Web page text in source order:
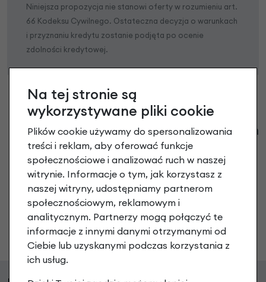
Niniejsza propozycja nie stanowi oferty w rozumieniu art.
66 Kodeksu Cywilnego. Ostateczna decyzja o warunkach
i przyznaniu kredytu zostanie podjęta po ocenie
zdolności kredytowej.
Klienci zadali następujące pytania o ten
produkt
Nikt wcześniej niemiał pytań do tego produktu? A Ty o
co chcesz zapytać?
Zadaj pytanie
Na tej stronie są
wykorzystywane pliki cookie
Plików cookie używamy do spersonalizowania
treści i reklam, aby oferować funkcje
społecznościowe i analizować ruch w naszej
witrynie. Informacje o tym, jak korzystasz z
naszej witryny, udostępniamy partnerom
społecznościowym, reklamowym i
analitycznym. Partnerzy mogą połączyć te
informacje z innymi danymi otrzymanymi od
Ciebie lub uzyskanymi podczas korzystania z
ich usług.